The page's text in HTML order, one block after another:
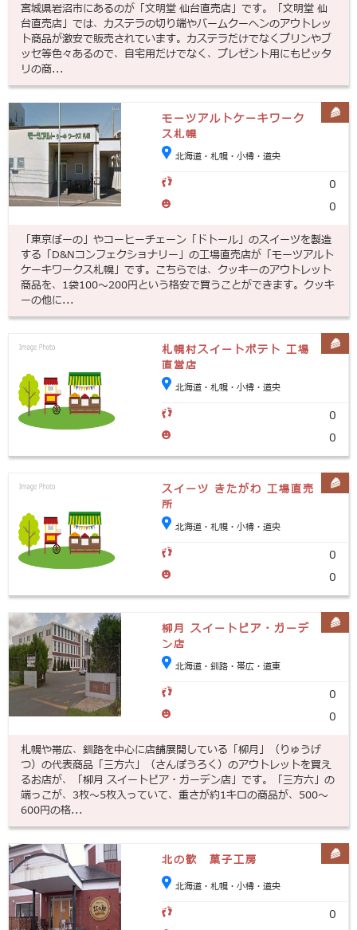
宮城県岩沼市にあるのが「文明堂 仙台直売店」です。「文明堂 仙
台直売店」では、カステラの切り端やバームクーヘンのアウトレッ
ト商品が激安で販売されています。カステラだけでなくプリンやブ
ッセ等色々あるので、自宅用だけでなく、プレゼント用にもピッタ
リの商...
モーツアルトケーキワーク
ス札幌
北海道・札幌・小樽・道央
0
0
「東京ぼーの」やコーヒーチェーン「ドトール」のスイーツを製造
する「D&Nコンフェクショナリー」の工場直売店が「モーツアルト
ケーキワークス札幌」です。こちらでは、クッキーのアウトレット
商品を、1袋100～200円という格安で買うことができます。クッキ
ーの他に...
札幌村スイートポテト 工場
直営店
北海道・札幌・小樽・道央
0
0
スイーツ きたがわ 工場直売
所
北海道・札幌・小樽・道央
0
0
柳月 スイートピア・ガーデ
ン店
北海道・釧路・帯広・道東
0
0
札幌や帯広、釧路を中心に店舗展開している「柳月」（りゅうげ
つ）の代表商品「三方六」（さんぽうろく）のアウトレットを買え
るお店が、「柳月 スイートピア・ガーデン店」です。「三方六」の
端っこが、3枚～5枚入っていて、重さが約1キロの商品が、500～
600円の格...
北の歓 菓子工房
北海道・札幌・小樽・道央
0